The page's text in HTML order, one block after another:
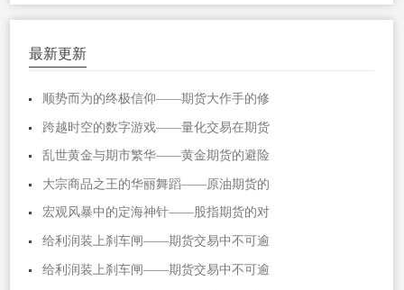
最新更新
顺势而为的终极信仰——期货大作手的修
跨越时空的数字游戏——量化交易在期货
乱世黄金与期市繁华——黄金期货的避险
大宗商品之王的华丽舞蹈——原油期货的
宏观风暴中的定海神针——股指期货的对
给利润装上刹车闸——期货交易中不可逾
给利润装上刹车闸——期货交易中不可逾